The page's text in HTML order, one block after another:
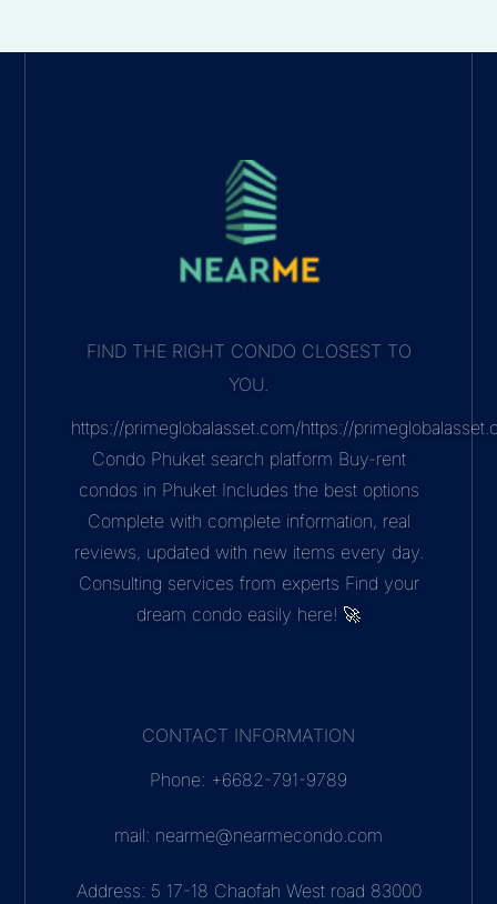
FIND THE RIGHT CONDO CLOSEST TO
YOU.
https://primeglobalasset.com/https://
Condo Phuket search platform Buy-rent
condos in Phuket Includes the best options
Complete with complete information, real
reviews, updated with new items every day.
Consulting services from experts Find your
dream condo easily here! 🚀
CONTACT INFORMATION
Phone: +6682-791-9789
mail: nearme@nearmecondo.com
Address: 5 17-18 Chaofah West road 83000